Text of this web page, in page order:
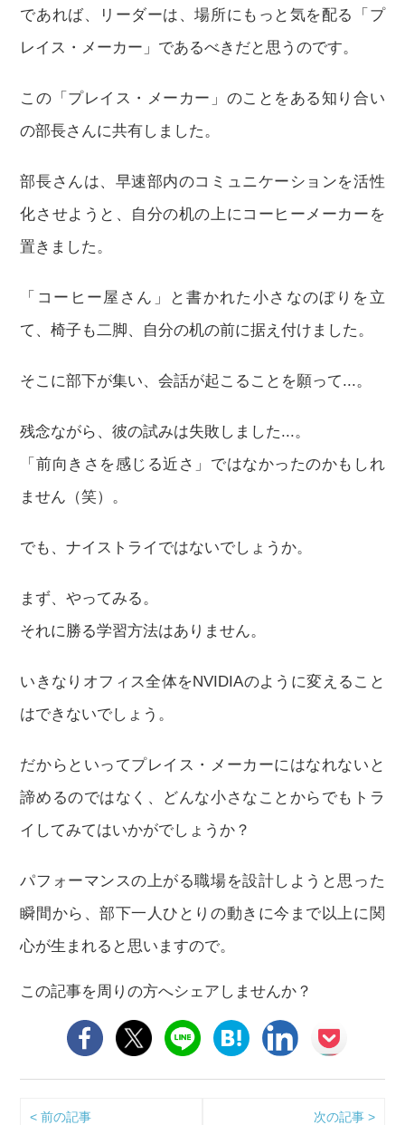
であれば、リーダーは、場所にもっと気を配る「プ
レイス・メーカー」であるべきだと思うのです。
この「プレイス・メーカー」のことをある知り合い
の部長さんに共有しました。
部長さんは、早速部内のコミュニケーションを活性
化させようと、自分の机の上にコーヒーメーカーを
置きました。
「コーヒー屋さん」と書かれた小さなのぼりを立
て、椅子も二脚、自分の机の前に据え付けました。
そこに部下が集い、会話が起こることを願って...。
残念ながら、彼の試みは失敗しました...。
「前向きさを感じる近さ」ではなかったのかもしれ
ません（笑）。
でも、ナイストライではないでしょうか。
まず、やってみる。
それに勝る学習方法はありません。
いきなりオフィス全体をNVIDIAのように変えること
はできないでしょう。
だからといってプレイス・メーカーにはなれないと
諦めるのではなく、どんな小さなことからでもトラ
イしてみてはいかがでしょうか？
パフォーマンスの上がる職場を設計しようと思った
瞬間から、部下一人ひとりの動きに今まで以上に関
心が生まれると思いますので。
この記事を周りの方へシェアしませんか？
< 前の記事
次の記事 >